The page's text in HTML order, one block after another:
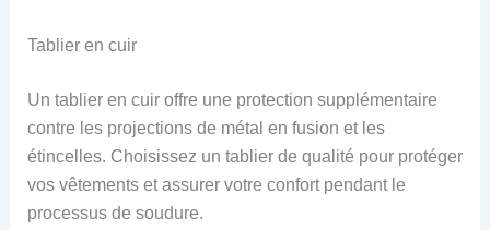
Tablier en cuir
Un tablier en cuir offre une protection supplémentaire
contre les projections de métal en fusion et les
étincelles. Choisissez un tablier de qualité pour protéger
vos vêtements et assurer votre confort pendant le
processus de soudure.